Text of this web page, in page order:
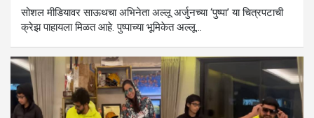
सोशल मीडियावर साऊथचा अभिनेता अल्लू अर्जुनच्या ‘पुष्पा’ या चित्रपटाची
क्रेझ पाहायला मिळत आहे. पुष्पाच्या भूमिकेत अल्लू…